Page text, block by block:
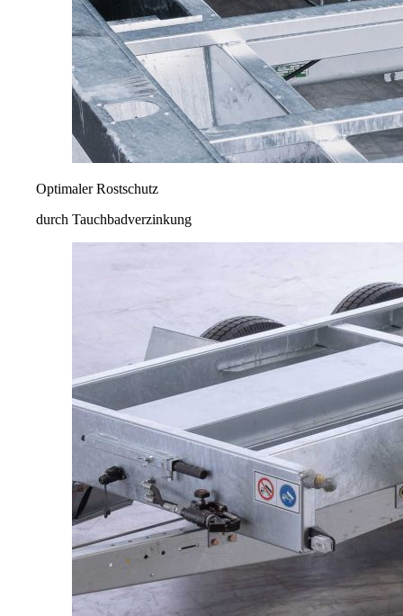
Optimaler Rostschutz
durch Tauchbadverzinkung